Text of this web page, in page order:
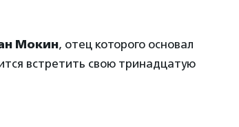
Мокин, отец которого основал
встретить свою тринадцатую